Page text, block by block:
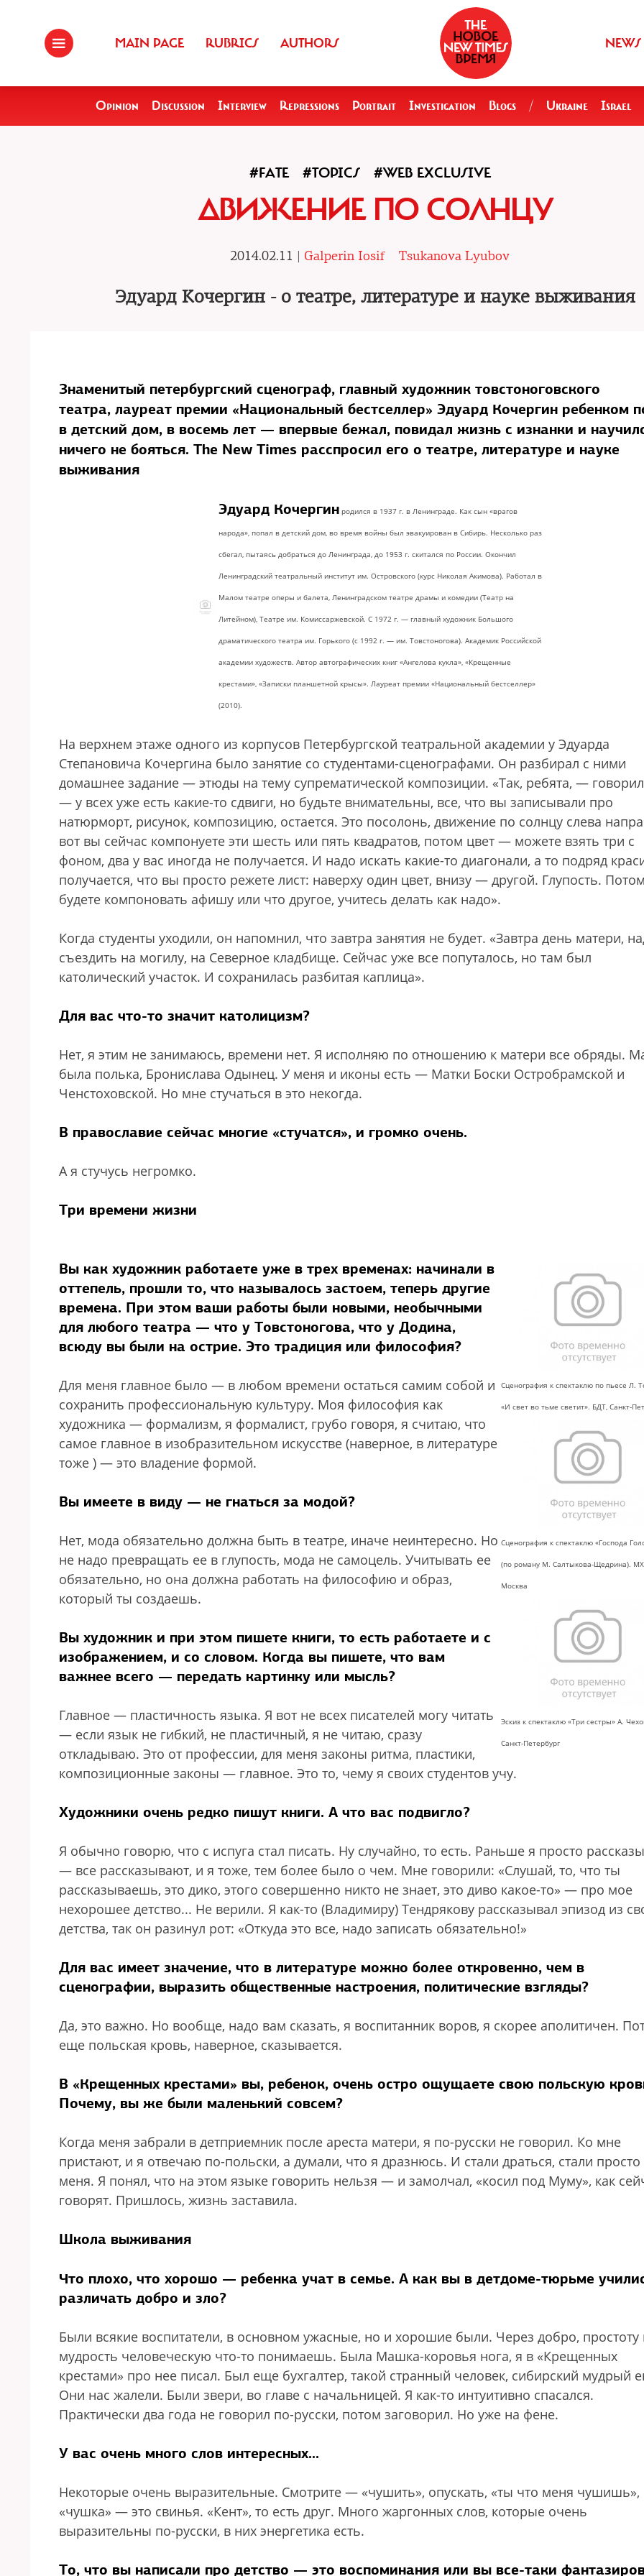
MAIN PAGE RUBRICS AUTHORS NEWS
Opinion Discussion Interview Repressions Portrait Investigation Blogs / Ukraine Israel
#FATE #TOPICS #WEB EXCLUSIVE
ДВИЖЕНИЕ ПО СОЛНЦУ
2014.02.11 | Galperin Iosif Tsukanova Lyubov
Эдуард Кочергин - о театре, литературе и науке выживания
Знаменитый петербургский сценограф, главный художник товстоноговского
театра, лауреат премии «Национальный бестселлер» Эдуард Кочергин ребенком
в детский дом, в восемь лет — впервые бежал, повидал жизнь с изнанки и
ничего не бояться. The New Times расспросил его о театре, литературе и науке
выживания
Эдуард Кочергин родился в 1937 г. в Ленинграде. Как сын «врагов
народа», попал в детский дом, во время войны был эвакуирован в Сибирь. Несколько раз
сбегал, пытаясь добраться до Ленинграда, до 1953 г. скитался по России. Окончил
Ленинградский театральный институт им. Островского (курс Николая Акимова). Работал в
Малом театре оперы и балета, Ленинградском театре драмы и комедии (Театр на
Литейном), Театре им. Комиссаржевской. С 1972 г. — главный художник Большого
драматического театра им. Горького (с 1992 г. — им. Товстоногова). Академик Российской
академии художеств. Автор автографических книг «Ангелова кукла», «Крещенные
крестами», «Записки планшетной крысы». Лауреат премии «Национальный бестселлер»
(2010).
На верхнем этаже одного из корпусов Петербургской театральной академии у Эдуарда
Степановича Кочергина было занятие со студентами-сценографами. Он разбирал с ними
домашнее задание — этюды на тему супрематической композиции. «Так, ребята, —
— у всех уже есть какие-то сдвиги, но будьте внимательны, все, что вы записывали про
натюрморт, рисунок, композицию, остается. Это посолонь, движение по солнцу слева
вот вы сейчас компонуете эти шесть или пять квадратов, потом цвет — можете взять три с
фоном, два у вас иногда не получается. И надо искать какие-то диагонали, а то подряд
получается, что вы просто режете лист: наверху один цвет, внизу — другой. Глупость.
будете компоновать афишу или что другое, учитесь делать как надо».
Когда студенты уходили, он напомнил, что завтра занятия не будет. «Завтра день матери,
съездить на могилу, на Северное кладбище. Сейчас уже все попуталось, но там был
католический участок. И сохранилась разбитая каплица».
Для вас что-то значит католицизм?
Нет, я этим не занимаюсь, времени нет. Я исполняю по отношению к матери все обряды.
была полька, Бронислава Одынец. У меня и иконы есть — Матки Боски Остробрамской и
Ченстоховской. Но мне стучаться в это некогда.
В православие сейчас многие «стучатся», и громко очень.
А я стучусь негромко.
Три времени жизни
Сценография к спектаклю по пьесе Л.
«И свет во тьме светит». БДТ, Санкт-
Сценография к спектаклю «Господа
(по роману М. Салтыкова-Щедрина).
Москва
Эскиз к спектаклю «Три сестры» А.
Санкт-Петербург
Вы как художник работаете уже в трех временах: начинали в
оттепель, прошли то, что называлось застоем, теперь другие
времена. При этом ваши работы были новыми, необычными
для любого театра — что у Товстоногова, что у Додина,
всюду вы были на острие. Это традиция или философия?
Для меня главное было — в любом времени остаться самим собой и
сохранить профессиональную культуру. Моя философия как
художника — формализм, я формалист, грубо говоря, я считаю, что
самое главное в изобразительном искусстве (наверное, в литературе
тоже ) — это владение формой.
Вы имеете в виду — не гнаться за модой?
Нет, мода обязательно должна быть в театре, иначе неинтересно. Но
не надо превращать ее в глупость, мода не самоцель. Учитывать ее
обязательно, но она должна работать на философию и образ,
который ты создаешь.
Вы художник и при этом пишете книги, то есть работаете и с
изображением, и со словом. Когда вы пишете, что вам
важнее всего — передать картинку или мысль?
Главное — пластичность языка. Я вот не всех писателей могу читать
— если язык не гибкий, не пластичный, я не читаю, сразу
откладываю. Это от профессии, для меня законы ритма, пластики,
композиционные законы — главное. Это то, чему я своих студентов учу.
Художники очень редко пишут книги. А что вас подвигло?
Я обычно говорю, что с испуга стал писать. Ну случайно, то есть. Раньше я просто
— все рассказывают, и я тоже, тем более было о чем. Мне говорили: «Слушай, то, что ты
рассказываешь, это дико, этого совершенно никто не знает, это диво какое-то» — про мое
нехорошее детство... Не верили. Я как-то (Владимиру) Тендрякову рассказывал эпизод из
детства, так он разинул рот: «Откуда это все, надо записать обязательно!»
Для вас имеет значение, что в литературе можно более откровенно, чем в
сценографии, выразить общественные настроения, политические взгляды?
Да, это важно. Но вообще, надо вам сказать, я воспитанник воров, я скорее аполитичен.
еще польская кровь, наверное, сказывается.
В «Крещенных крестами» вы, ребенок, очень остро ощущаете свою польскую
Почему, вы же были маленький совсем?
Когда меня забрали в детприемник после ареста матери, я по-русски не говорил. Ко мне
пристают, и я отвечаю по-польски, а думали, что я дразнюсь. И стали драться, стали просто
меня. Я понял, что на этом языке говорить нельзя — и замолчал, «косил под Муму», как
говорят. Пришлось, жизнь заставила.
Школа выживания
Что плохо, что хорошо — ребенка учат в семье. А как вы в детдоме-тюрьме
различать добро и зло?
Были всякие воспитатели, в основном ужасные, но и хорошие были. Через добро, простоту
мудрость человеческую что-то понимаешь. Была Машка-коровья нога, я в «Крещенных
крестами» про нее писал. Был еще бухгалтер, такой странный человек, сибирский мудрый
Они нас жалели. Были звери, во главе с начальницей. Я как-то интуитивно спасался.
Практически два года не говорил по-русски, потом заговорил. Но уже на фене.
У вас очень много слов интересных...
Некоторые очень выразительные. Смотрите — «чушить», опускать, «ты что меня чушишь»,
«чушка» — это свинья. «Кент», то есть друг. Много жаргонных слов, которые очень
выразительны по-русски, в них энергетика есть.
То, что вы написали про детство — это воспоминания или вы все-таки